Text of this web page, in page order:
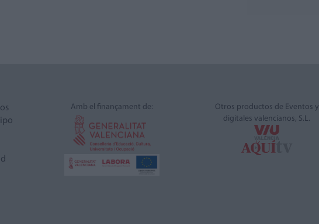
Amb el finançament de:
Otros productos de Eventos y
digitales valencianos, S.L.